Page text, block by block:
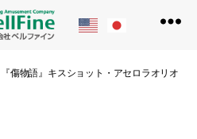
フ
『傷物語』キスショット・アセロラオリオン